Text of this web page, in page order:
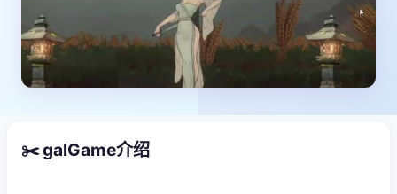
✂️ galGame介绍